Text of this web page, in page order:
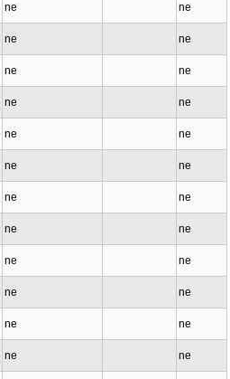
ne ne
ne ne
ne ne
ne ne
ne ne
ne ne
ne ne
ne ne
ne ne
ne ne
ne ne
ne
ne